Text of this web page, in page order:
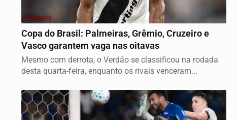
ESPORTE
Copa do Brasil: Palmeiras, Grêmio, Cruzeiro e
Vasco garantem vaga nas oitavas
Mesmo com derrota, o Verdão se classificou na rodada
desta quarta-feira, enquanto os rivais venceram...